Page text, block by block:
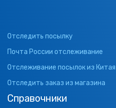
Отследить посылку
Почта России отслеживание
Отслеживание посылок из Китая
Отследить заказ из магазина
Справочники